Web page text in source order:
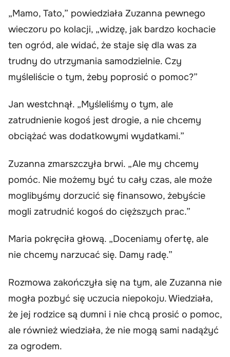
„Mamo, Tato,” powiedziała Zuzanna pewnego
wieczoru po kolacji, „widzę, jak bardzo kochacie
ten ogród, ale widać, że staje się dla was za
trudny do utrzymania samodzielnie. Czy
myśleliście o tym, żeby poprosić o pomoc?”
Jan westchnął. „Myśleliśmy o tym, ale
zatrudnienie kogoś jest drogie, a nie chcemy
obciążać was dodatkowymi wydatkami.”
Zuzanna zmarszczyła brwi. „Ale my chcemy
pomóc. Nie możemy być tu cały czas, ale może
moglibyśmy dorzucić się finansowo, żebyście
mogli zatrudnić kogoś do cięższych prac.”
Maria pokręciła głową. „Doceniamy ofertę, ale
nie chcemy narzucać się. Damy radę.”
Rozmowa zakończyła się na tym, ale Zuzanna nie
mogła pozbyć się uczucia niepokoju. Wiedziała,
że jej rodzice są dumni i nie chcą prosić o pomoc,
ale również wiedziała, że nie mogą sami nadążyć
za ogrodem.